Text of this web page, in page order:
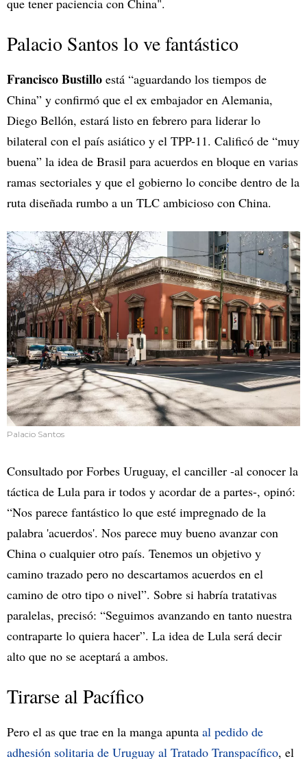
Palacio Santos lo ve fantástico
Francisco Bustillo está “aguardando los tiempos de
China” y confirmó que el ex embajador en Alemania,
Diego Bellón, estará listo en febrero para liderar lo
bilateral con el país asiático y el TPP-11. Calificó de “muy
buena” la idea de Brasil para acuerdos en bloque en varias
ramas sectoriales y que el gobierno lo concibe dentro de la
ruta diseñada rumbo a un TLC ambicioso con China.
Palacio Santos
Consultado por Forbes Uruguay, el canciller -al conocer la
táctica de Lula para ir todos y acordar de a partes-, opinó:
“Nos parece fantástico lo que esté impregnado de la
palabra 'acuerdos'. Nos parece muy bueno avanzar con
China o cualquier otro país. Tenemos un objetivo y
camino trazado pero no descartamos acuerdos en el
camino de otro tipo o nivel”. Sobre si habría tratativas
paralelas, precisó: “Seguimos avanzando en tanto nuestra
contraparte lo quiera hacer”. La idea de Lula será decir
alto que no se aceptará a ambos.
Tirarse al Pacífico
Pero el as que trae en la manga apunta al pedido de
adhesión solitaria de Uruguay al Tratado Transpacífico, el